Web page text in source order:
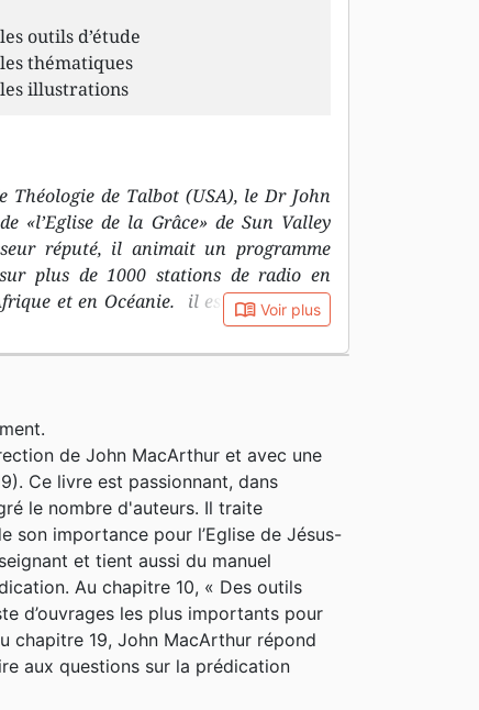
les outils d’étude
les thématiques
les illustrations
Théologie de Talbot (USA), le Dr John
«l’Eglise de la Grâce» de Sun Valley
réputé, il animait un programme
plus de 1000 stations de radio en
et en Océanie. il est connu pour
et claires et son désir d’attachement
Il aura consacré sa vie à une théologie
des Écritures en mettant l’accent
de chaque passage. Il laisse
de prédications, d’une série de
et près de 150 livres édités
français. Il est également le rédacteur
son nom, éditée par la Société
book_open Voir plus
de John MacArthur et avec une
Ce livre est passionnant, dans
le nombre d'auteurs. Il traite
son importance pour l’Eglise de Jésus-
et tient aussi du manuel
Au chapitre 10, « Des outils
d’ouvrages les plus importants pour
chapitre 19, John MacArthur répond
aux questions sur la prédication